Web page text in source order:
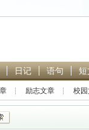
日记 语句 短
励志文章 校